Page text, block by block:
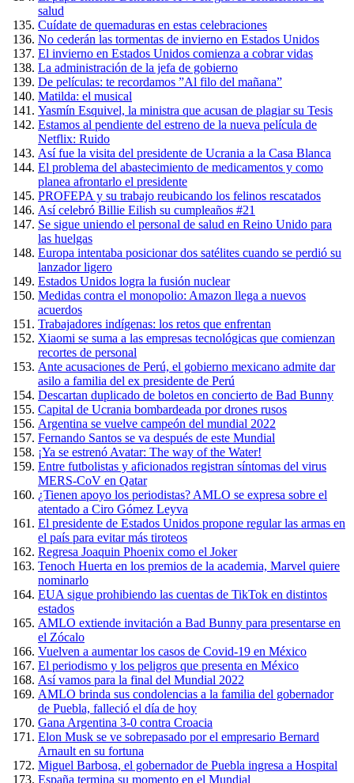
salud
Cuídate de quemaduras en estas celebraciones
No cederán las tormentas de invierno en Estados Unidos
El invierno en Estados Unidos comienza a cobrar vidas
La administración de la jefa de gobierno
De películas: te recordamos ”Al filo del mañana”
Matilda: el musical
Yasmín Esquivel, la ministra que acusan de plagiar su Tesis
Estamos al pendiente del estreno de la nueva película de
Netflix: Ruido
Así fue la visita del presidente de Ucrania a la Casa Blanca
El problema del abastecimiento de medicamentos y como
planea afrontarlo el presidente
PROFEPA y su trabajo reubicando los felinos rescatados
Así celebró Billie Eilish su cumpleaños #21
Se sigue uniendo el personal de salud en Reino Unido para
las huelgas
Europa intentaba posicionar dos satélites cuando se perdió su
lanzador ligero
Estados Unidos logra la fusión nuclear
Medidas contra el monopolio: Amazon llega a nuevos
acuerdos
Trabajadores indígenas: los retos que enfrentan
Xiaomi se suma a las empresas tecnológicas que comienzan
recortes de personal
Ante acusaciones de Perú, el gobierno mexicano admite dar
asilo a familia del ex presidente de Perú
Descartan duplicado de boletos en concierto de Bad Bunny
Capital de Ucrania bombardeada por drones rusos
Argentina se vuelve campeón del mundial 2022
Fernando Santos se va después de este Mundial
¡Ya se estrenó Avatar: The way of the Water!
Entre futbolistas y aficionados registran síntomas del virus
MERS-CoV en Qatar
¿Tienen apoyo los periodistas? AMLO se expresa sobre el
atentado a Ciro Gómez Leyva
El presidente de Estados Unidos propone regular las armas en
el país para evitar más tiroteos
Regresa Joaquin Phoenix como el Joker
Tenoch Huerta en los premios de la academia, Marvel quiere
nominarlo
EUA sigue prohibiendo las cuentas de TikTok en distintos
estados
AMLO extiende invitación a Bad Bunny para presentarse en
el Zócalo
Vuelven a aumentar los casos de Covid-19 en México
El periodismo y los peligros que presenta en México
Así vamos para la final del Mundial 2022
AMLO brinda sus condolencias a la familia del gobernador
de Puebla, falleció el día de hoy
Gana Argentina 3-0 contra Croacia
Elon Musk se ve sobrepasado por el empresario Bernard
Arnault en su fortuna
Miguel Barbosa, el gobernador de Puebla ingresa a Hospital
España termina su momento en el Mundial